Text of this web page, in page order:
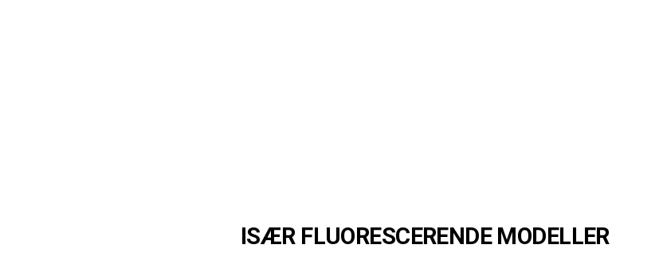
ISÆR FLUORESCERENDE MODELLER